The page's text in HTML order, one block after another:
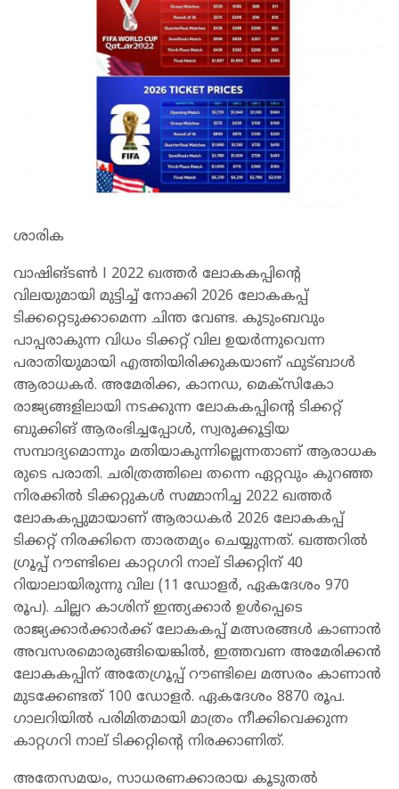
ശാരിക
വാഷിങ്ടൺ l 2022 ഖത്തർ ലോകകപ്പിന്റെ
വിലയുമായി മുട്ടിച്ച് നോക്കി 2026 ലോകകപ്പ്
ടിക്കറ്റെടുക്കാമെന്ന ചിന്ത വേണ്ട. കുടുംബവും
പാപ്പരാകുന്ന വിധം ടിക്കറ്റ് വില ഉയർന്നുവെന്ന
പരാതിയുമായി എത്തിയിരിക്കുകയാണ് ഫുട്ബാൾ
ആരാധകർ. അമേരിക്ക, കാനഡ, മെക്സികോ
രാജ്യങ്ങളിലായി നടക്കുന്ന ലോകകപ്പിന്റെ ടിക്കറ്റ്
ബുക്കിങ് ആരംഭിച്ചപ്പോൾ, സ്വരുക്കൂട്ടിയ
സമ്പാദ്യമൊന്നും മതിയാകുന്നില്ലെന്നതാണ് ആരാധക
രുടെ പരാതി. ചരിത്രത്തിലെ തന്നെ ഏറ്റവും കുറഞ്ഞ
നിരക്കിൽ ടിക്കറ്റുകൾ സമ്മാനിച്ച 2022 ഖത്തർ
ലോകകപ്പുമായാണ് ആരാധകർ 2026 ലോകകപ്പ്
ടിക്കറ്റ് നിരക്കിനെ താരതമ്യം ചെയ്യുന്നത്. ഖത്തറിൽ
ഗ്രൂപ്പ് റൗണ്ടിലെ കാറ്റഗറി നാല് ടിക്കറ്റിന് 40
റിയാലായിരുന്നു വില (11 ഡോളർ, ഏകദേശം 970
രൂപ). ചില്ലറ കാശിന് ഇന്ത്യക്കാർ ഉൾപ്പെടെ
രാജ്യക്കാർക്കാർക്ക് ലോകകപ്പ് മത്സരങ്ങൾ കാണാൻ
അവസരമൊരുങ്ങിയെങ്കിൽ, ഇത്തവണ അമേരിക്കൻ
ലോകകപ്പിന് അതേഗ്രൂപ്പ് റൗണ്ടിലെ മത്സരം കാണാൻ
മുടക്കേണ്ടത് 100 ഡോളർ. ഏകദേശം 8870 രൂപ.
ഗാലറിയിൽ പരിമിതമായി മാത്രം നീക്കിവെക്കുന്ന
കാറ്റഗറി നാല് ടിക്കറ്റിന്റെ നിരക്കാണിത്.
അതേസമയം, സാധരണക്കാരായ കൂടുതൽ